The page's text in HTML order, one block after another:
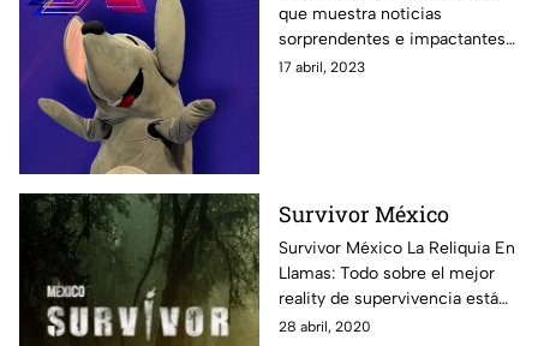
que muestra noticias
sorprendentes e impactantes
alrededor del mundo, además
17 abril, 2023
Survivor México
Survivor México La Reliquia En
Llamas: Todo sobre el mejor
reality de supervivencia está
aquí: fotos, notas y todos los
28 abril, 2020